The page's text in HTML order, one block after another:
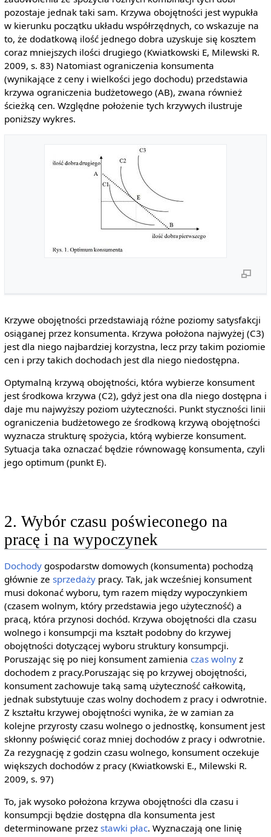
pozostaje jednak taki sam. Krzywa obojętności jest wypukła
w kierunku początku układu współrzędnych, co wskazuje na
to, że dodatkową ilość jednego dobra uzyskuje się kosztem
coraz mniejszych ilości drugiego (Kwiatkowski E, Milewski R.
2009, s. 83) Natomiast ograniczenia konsumenta
(wynikające z ceny i wielkości jego dochodu) przedstawia
krzywa ograniczenia budżetowego (AB), zwana również
ścieżką cen. Względne położenie tych krzywych ilustruje
poniższy wykres.
Krzywe obojętności przedstawiają różne poziomy satysfakcji
osiąganej przez konsumenta. Krzywa położona najwyżej (C3)
jest dla niego najbardziej korzystna, lecz przy takim poziomie
cen i przy takich dochodach jest dla niego niedostępna.
Optymalną krzywą obojętności, która wybierze konsument
jest środkowa krzywa (C2), gdyż jest ona dla niego dostępna i
daje mu najwyższy poziom użyteczności. Punkt styczności linii
ograniczenia budżetowego ze środkową krzywą obojętności
wyznacza strukturę spożycia, którą wybierze konsument.
Sytuacja taka oznaczać będzie równowagę konsumenta, czyli
jego optimum (punkt E).
2. Wybór czasu poświeconego na
pracę i na wypoczynek
Dochodygospodarstw domowych (konsumenta) pochodzą
głównie ze sprzedażypracy. Tak, jak wcześniej konsument
musi dokonać wyboru, tym razem między wypoczynkiem
(czasem wolnym, który przedstawia jego użyteczność) a
pracą, która przynosi dochód. Krzywa obojętności dla czasu
wolnego i konsumpcji ma kształt podobny do krzywej
obojętności dotyczącej wyboru struktury konsumpcji.
Poruszając się po niej konsument zamienia czas wolnyz
dochodem z pracy.Poruszając się po krzywej obojętności,
konsument zachowuje taką samą użyteczność całkowitą,
jednak substytuuje czas wolny dochodem z pracy i odwrotnie.
Z kształtu krzywej obojętności wynika, że w zamian za
kolejne przyrosty czasu wolnego o jednostkę, konsument jest
skłonny poświęcić coraz mniej dochodów z pracy i odwrotnie.
Za rezygnację z godzin czasu wolnego, konsument oczekuje
większych dochodów z pracy (Kwiatkowski E., Milewski R.
2009, s. 97)
To, jak wysoko położona krzywa obojętności dla czasu i
konsumpcji będzie dostępna dla konsumenta jest
determinowane przez stawki płac. Wyznaczają one linię